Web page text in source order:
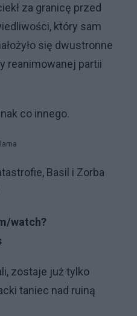
za granicę przed
który sam
się dwustronne
reanimowanej partii
co innego.
Basil i Zorba
watch?
zostaje już tylko
taniec nad ruiną